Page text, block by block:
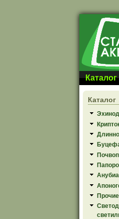
Перейти к основному содержанию
Каталог
Каталог